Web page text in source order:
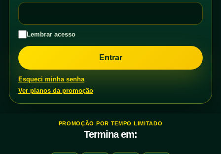
Lembrar acesso
Esqueci minha senha
Ver planos da promoção
PROMOÇÃO POR TEMPO LIMITADO
Termina em: